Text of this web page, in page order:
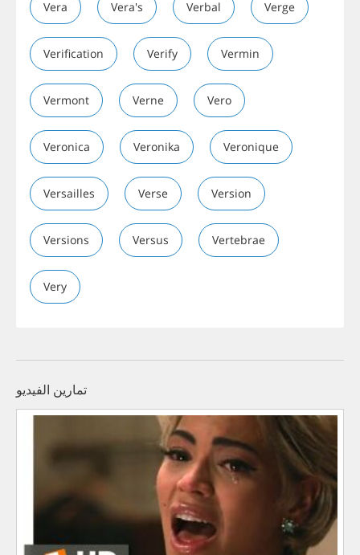
Vera Vera's Verbal Verge
Verification Verify Vermin
Vermont Verne Vero
Veronica Veronika Veronique
Versailles Verse Version
Versions Versus Vertebrae
Very
تمارين الفيديو